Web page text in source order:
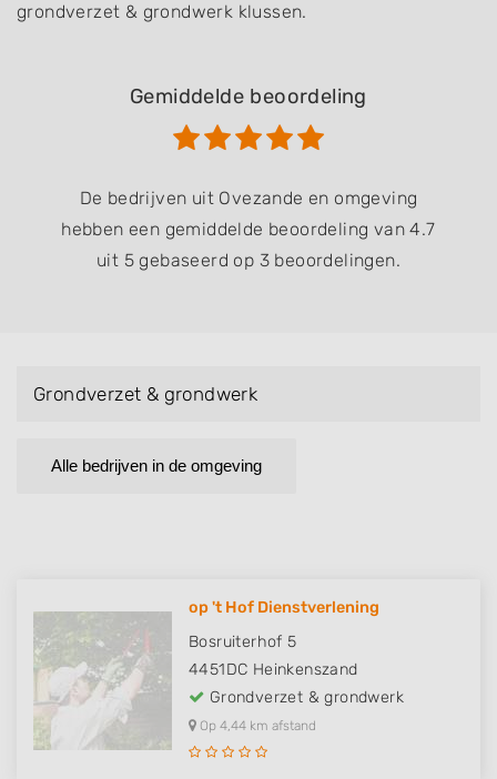
grondverzet & grondwerk klussen.
Gemiddelde beoordeling
De bedrijven uit Ovezande en omgeving
hebben een gemiddelde beoordeling van 4.7
uit 5 gebaseerd op 3 beoordelingen.
Grondverzet & grondwerk
Alle bedrijven in de omgeving
op 't Hof Dienstverlening
Bosruiterhof 5
4451DC Heinkenszand
Grondverzet & grondwerk
Op 4,44 km afstand